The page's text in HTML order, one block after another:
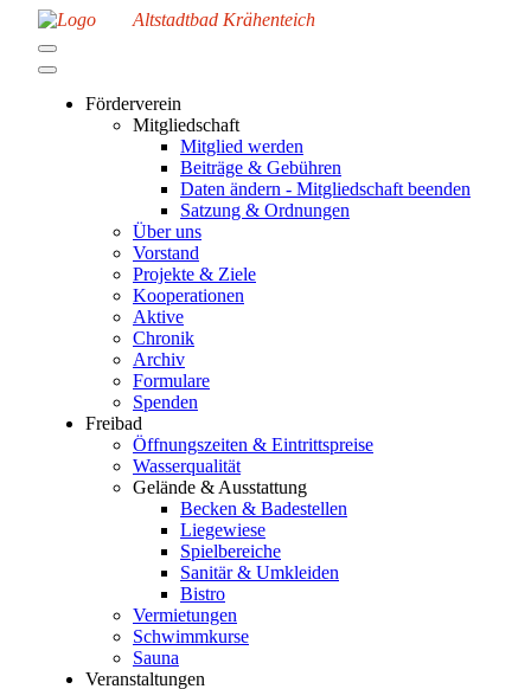
Altstadtbad Krähenteich
Förderverein
Mitgliedschaft
Mitglied werden
Beiträge & Gebühren
Daten ändern - Mitgliedschaft beenden
Satzung & Ordnungen
Über uns
Vorstand
Projekte & Ziele
Kooperationen
Aktive
Chronik
Archiv
Formulare
Spenden
Freibad
Öffnungszeiten & Eintrittspreise
Wasserqualität
Gelände & Ausstattung
Becken & Badestellen
Liegewiese
Spielbereiche
Sanitär & Umkleiden
Bistro
Vermietungen
Schwimmkurse
Sauna
Veranstaltungen